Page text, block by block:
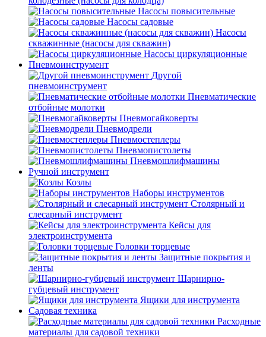
Насосы повысительные
Насосы садовые
Насосы
скважинные (насосы для скважин)
Насосы циркуляционные
Пневмоинструмент
Другой
пневмоинструмент
Пневматические
отбойные молотки
Пневмогайковерты
Пневмодрели
Пневмостеплеры
Пневмопистолеты
Пневмошлифмашины
Ручной инструмент
Козлы
Наборы инструментов
Столярный и
слесарный инструмент
Кейсы для
электроинструмента
Головки торцевые
Защитные покрытия и
ленты
Шарнирно-
губцевый инструмент
Ящики для инструмента
Садовая техника
Расходные
материалы для садовой техники